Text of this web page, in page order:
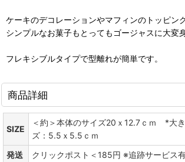
ケーキのデコレーションやマフィンのトッピン
シンプルなお菓子もとってもゴージャスに大変
フレキシブルタイプで型離れが簡単です。
商品詳細
SIZE
＜約＞本体のサイズ20ｘ12.7ｃｍ *大
ズ：5.5ｘ5.5ｃｍ
発送
クリックポスト＜185円 ※追跡サービス